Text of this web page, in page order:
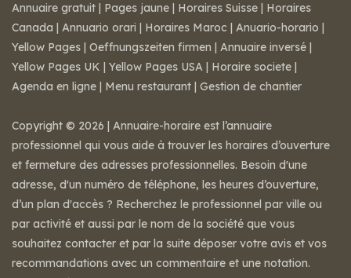
Annuaire gratuit | Pages jaune | Horaires Suisse | Horaires
Canada | Annuario orari | Horaires Maroc | Anuario-horario |
Yellow Pages | Oeffnungszeiten firmen | Annuaire inversé |
Yellow Pages UK | Yellow Pages USA | Horaire societe |
Agenda en ligne | Menu restaurant | Gestion de chantier
Copyright © 2026 | Annuaire-horaire est l’annuaire
professionnel qui vous aide à trouver les horaires d’ouverture
et fermeture des adresses professionnelles. Besoin d'une
adresse, d'un numéro de téléphone, les heures d’ouverture,
d’un plan d'accès ? Recherchez le professionnel par ville ou
par activité et aussi par le nom de la société que vous
souhaitez contacter et par la suite déposer votre avis et vos
recommandations avec un commentaire et une notation.